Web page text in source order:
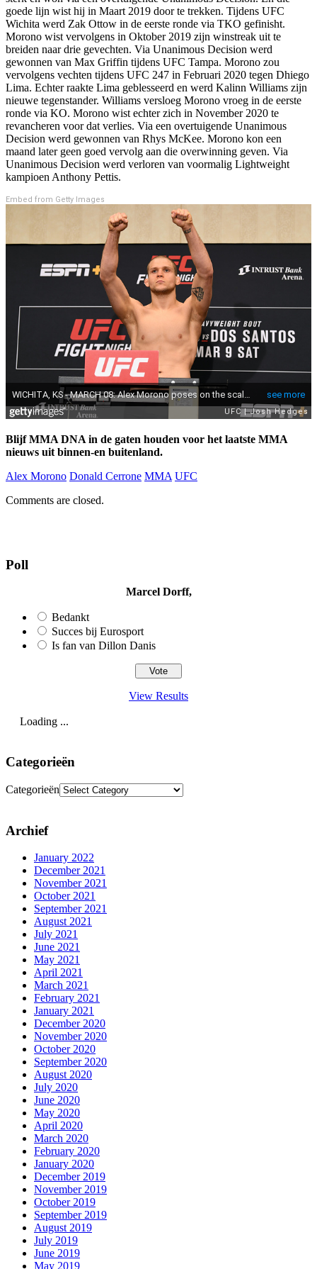
goede lijn wist hij in Maart 2019 door te trekken. Tijdens UFC
Wichita werd Zak Ottow in de eerste ronde via TKO gefinisht.
Morono wist vervolgens in Oktober 2019 zijn winstreak uit te
breiden naar drie gevechten. Via Unanimous Decision werd
gewonnen van Max Griffin tijdens UFC Tampa. Morono zou
vervolgens vechten tijdens UFC 247 in Februari 2020 tegen Dhiego
Lima. Echter raakte Lima geblesseerd en werd Kalinn Williams zijn
nieuwe tegenstander. Williams versloeg Morono vroeg in de eerste
ronde via KO. Morono wist echter zich in November 2020 te
revancheren voor dat verlies. Via een overtuigende Unanimous
Decision werd gewonnen van Rhys McKee. Morono kon een
maand later geen goed vervolg aan die overwinning geven. Via
Unanimous Decision werd verloren van voormalig Lightweight
kampioen Anthony Pettis.
Embed from Getty Images
Blijf MMA DNA in de gaten houden voor het laatste MMA
nieuws uit binnen-en buitenland.
Alex Morono Donald Cerrone MMA UFC
Comments are closed.
Poll
Marcel Dorff,
Bedankt
Succes bij Eurosport
Is fan van Dillon Danis
View Results
Loading ...
Categorieën
Categorieën
Archief
January 2022
December 2021
November 2021
October 2021
September 2021
August 2021
July 2021
June 2021
May 2021
April 2021
March 2021
February 2021
January 2021
December 2020
November 2020
October 2020
September 2020
August 2020
July 2020
June 2020
May 2020
April 2020
March 2020
February 2020
January 2020
December 2019
November 2019
October 2019
September 2019
August 2019
July 2019
June 2019
May 2019